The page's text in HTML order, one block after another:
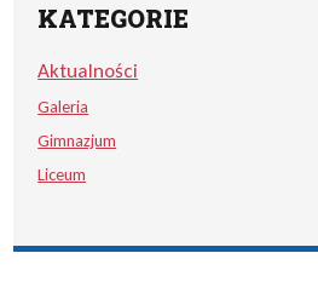
KATEGORIE
Aktualności
Galeria
Gimnazjum
Liceum